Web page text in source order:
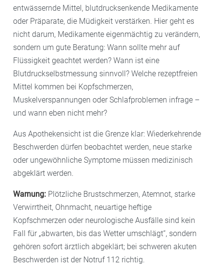
entwässernde Mittel, blutdrucksenkende Medikamente
oder Präparate, die Müdigkeit verstärken. Hier geht es
nicht darum, Medikamente eigenmächtig zu verändern,
sondern um gute Beratung: Wann sollte mehr auf
Flüssigkeit geachtet werden? Wann ist eine
Blutdruckselbstmessung sinnvoll? Welche rezeptfreien
Mittel kommen bei Kopfschmerzen,
Muskelverspannungen oder Schlafproblemen infrage –
und wann eben nicht mehr?
Aus Apothekensicht ist die Grenze klar: Wiederkehrende
Beschwerden dürfen beobachtet werden, neue starke
oder ungewöhnliche Symptome müssen medizinisch
abgeklärt werden.
Warnung: Plötzliche Brustschmerzen, Atemnot, starke
Verwirrtheit, Ohnmacht, neuartige heftige
Kopfschmerzen oder neurologische Ausfälle sind kein
Fall für „abwarten, bis das Wetter umschlägt“, sondern
gehören sofort ärztlich abgeklärt; bei schweren akuten
Beschwerden ist der Notruf 112 richtig.